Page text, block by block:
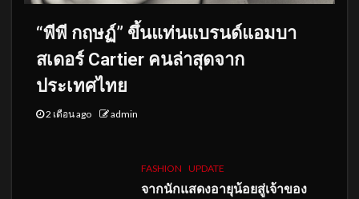
“พีพี กฤษฏ์” ขึ้นแท่นแบรนด์แอมบา
สเดอร์ Cartier คนล่าสุดจาก
ประเทศไทย
2 เดือน ago admin
FASHION UPDATE
จากนักแสดงอายุน้อยสู่เจ้าของ